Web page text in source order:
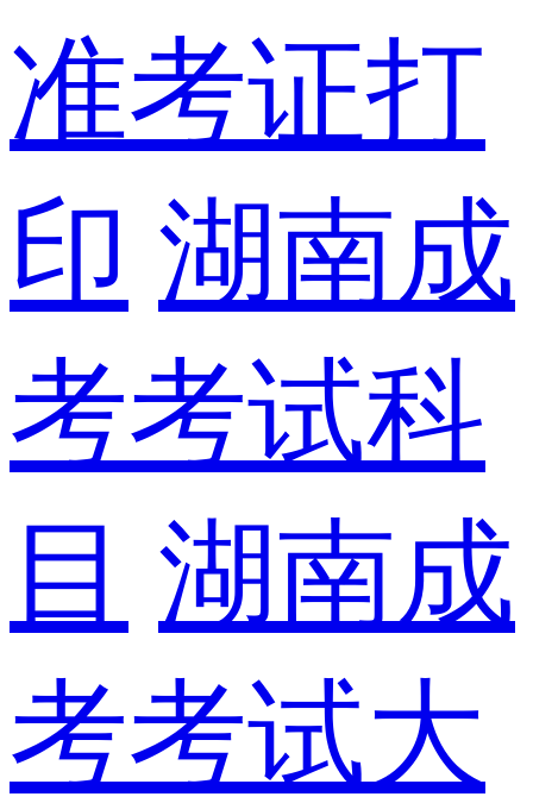
准考证打
印 湖南成
考考试科
目 湖南成
考考试大